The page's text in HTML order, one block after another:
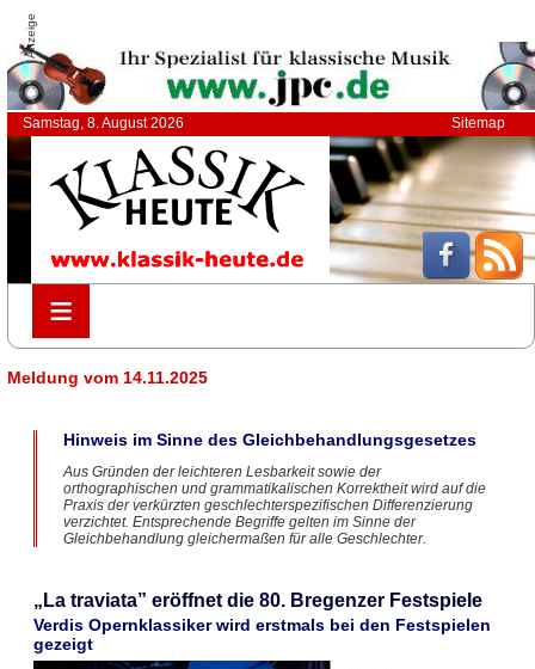
Anzeige
Samstag, 8. August 2026 Sitemap
≡
≡
Meldung vom 14.11.2025
Hinweis im Sinne des Gleichbehandlungsgesetzes
Aus Gründen der leichteren Lesbarkeit sowie der
orthographischen und grammatikalischen Korrektheit wird auf die
Praxis der verkürzten geschlechterspezifischen Differenzierung
verzichtet. Entsprechende Begriffe gelten im Sinne der
Gleichbehandlung gleichermaßen für alle Geschlechter.
„La traviata” eröffnet die 80. Bregenzer Festspiele
Verdis Opernklassiker wird erstmals bei den Festspielen
gezeigt